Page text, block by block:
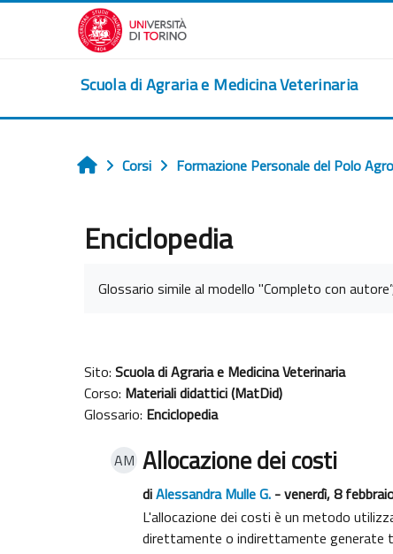
Vai al contenuto principale
Scuola di Agraria e Medicina Veterinaria
Home
Corsi Formazione Personale del Polo
Enciclopedia
Glossario simile al modello "Completo con
Sito: Scuola di Agraria e Medicina Veterinaria
Corso: Materiali didattici (MatDid)
Glossario: Enciclopedia
AM Allocazione dei costi
diAlessandra Mulle G. - venerdì, 8
L'allocazione dei costi è un metodo
direttamente o indirettamente generate